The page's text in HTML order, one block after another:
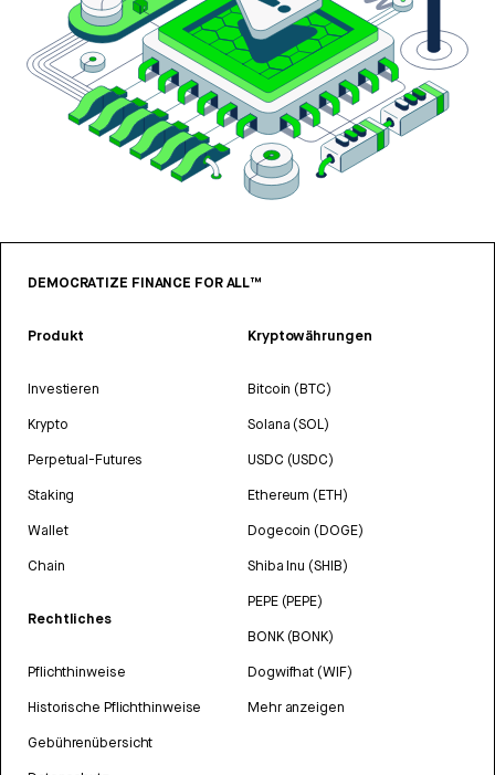
DEMOCRATIZE FINANCE FOR ALL™
Produkt
Investieren
Krypto
Perpetual-Futures
Staking
Wallet
Chain
Rechtliches
Pflichthinweise
Historische Pflichthinweise
Gebührenübersicht
Kryptowährungen
Bitcoin (BTC)
Solana (SOL)
USDC (USDC)
Ethereum (ETH)
Dogecoin (DOGE)
Shiba Inu (SHIB)
PEPE (PEPE)
BONK (BONK)
Dogwifhat (WIF)
Mehr anzeigen